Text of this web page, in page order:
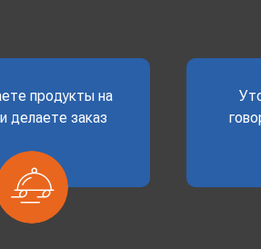
продукты на
делаете заказ